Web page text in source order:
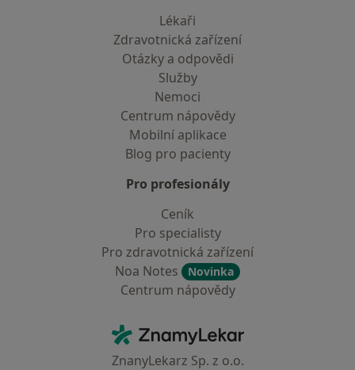
Lékaři
Zdravotnická zařízení
Otázky a odpovědi
Služby
Nemoci
Centrum nápovědy
Mobilní aplikace
Blog pro pacienty
Pro profesionály
Ceník
Pro specialisty
Pro zdravotnická zařízení
Noa Notes
Novinka
Centrum nápovědy
ZnamyLekar - Hlavní stránka
ZnanyLekarz Sp. z o.o.